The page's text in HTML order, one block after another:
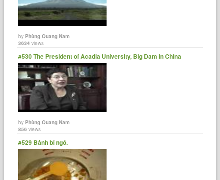
byPhùng Quang Nam
3634 views
#530 The President of Acadia University, Big Dam in China
byPhùng Quang Nam
856 views
#529 Bánh bí ngô.